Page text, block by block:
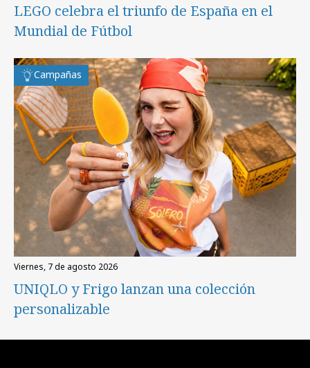
LEGO celebra el triunfo de España en el
Mundial de Fútbol
Campañas
viernes, 7 de agosto 2026
UNIQLO y Frigo lanzan una colección
personalizable